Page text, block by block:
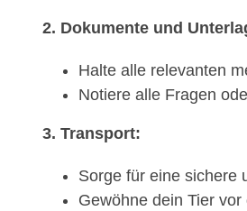
2. Dokumente und
Halte alle relevanten
Notiere alle Fragen
3. Transport:
Sorge für eine sichere
Gewöhne dein Tier